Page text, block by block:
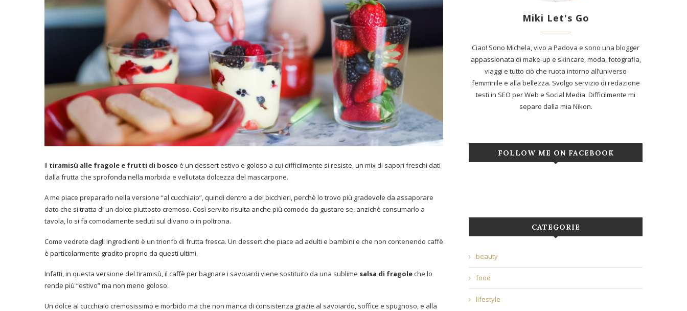
Il tiramisù alle fragole e frutti di bosco è un dessert estivo e goloso a cui difficilmente si resiste, un mix di sapori freschi dati
dalla frutta che sprofonda nella morbida e vellutata dolcezza del mascarpone.
A me piace prepararlo nella versione “al cucchiaio”, quindi dentro a dei bicchieri, perchè lo trovo più gradevole da assaporare
dato che si tratta di un dolce piuttosto cremoso. Così servito risulta anche più comodo da gustare se, anzichè consumarlo a
tavola, lo si fa comodamente seduti sul divano o in poltrona.
Come vedrete dagli ingredienti è un trionfo di frutta fresca. Un dessert che piace ad adulti e bambini e che non contenendo caffè
è particolarmente gradito proprio da questi ultimi.
Infatti, in questa versione del tiramisù, il caffè per bagnare i savoiardi viene sostituito da una sublime salsa di fragoleche lo
rende più “estivo” ma non meno goloso.
Un dolce al cucchiaio cremosissimo e morbido ma che non manca di consistenza grazie al savoiardo, soffice e spugnoso, e alla
Miki Let's Go
Ciao! Sono Michela, vivo a Padova e sono una blogger
appassionata di make-up e skincare, moda, fotografia,
viaggi e tutto ciò che ruota intorno all’universo
femminile e alla bellezza. Svolgo servizio di redazione
testi in SEO per Web e Social Media. Difficilmente mi
separo dalla mia Nikon.
FOLLOW ME ON FACEBOOK
CATEGORIE
beauty
food
lifestyle